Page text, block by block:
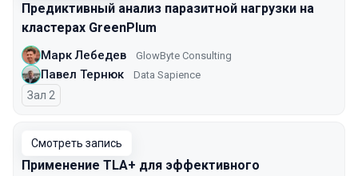
Предиктивный анализ паразитной нагрузки на
кластерах GreenPlum
Марк Лебедев GlowByte Consulting
Павел Тернюк Data Sapience
Зал 2
Смотреть запись
Применение TLA+ для эффективного